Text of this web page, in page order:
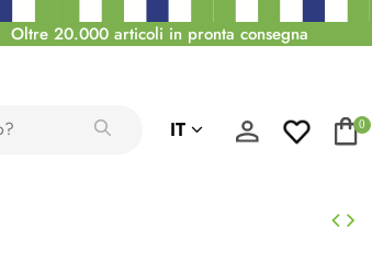
Oltre 20.000 articoli in pronta consegna
IT 0